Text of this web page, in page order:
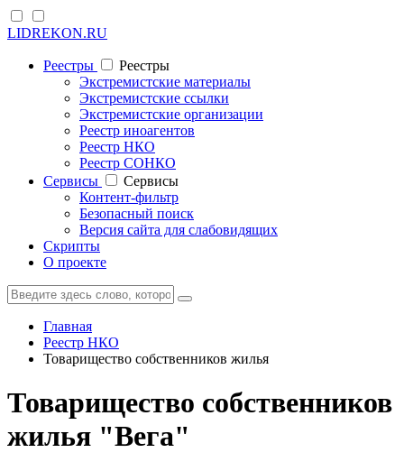
LIDREKON.RU
Реестры
Реестры
Экстремистские материалы
Экстремистские ссылки
Экстремистские организации
Реестр иноагентов
Реестр НКО
Реестр СОНКО
Cервисы
Cервисы
Контент-фильтр
Безопасный поиск
Версия сайта для слабовидящих
Скрипты
О проекте
Главная
Реестр НКО
Товарищество собственников жилья
Товарищество собственников
жилья "Вега"